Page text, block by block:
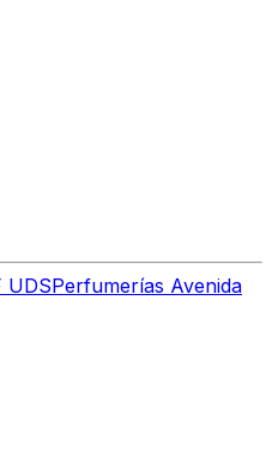
UDSPerfumerías Avenida